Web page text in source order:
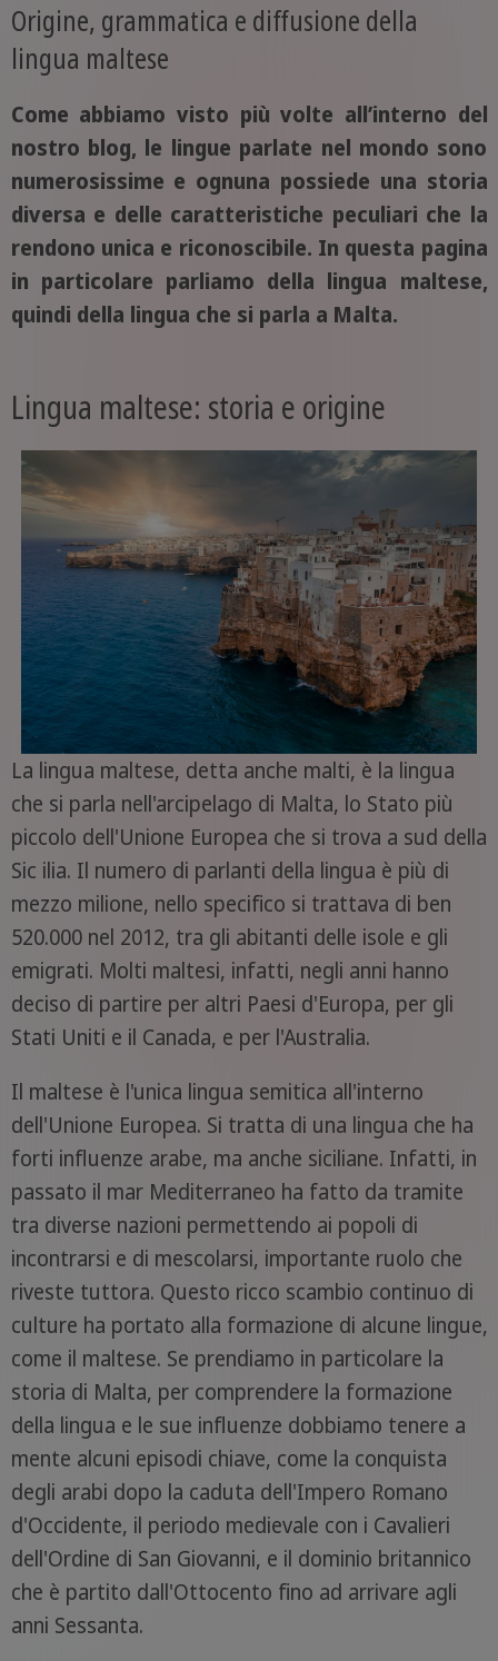
Origine, grammatica e diffusione della
lingua maltese
Come abbiamo visto più volte all’interno del
nostro blog, le lingue parlate nel mondo sono
numerosissime e ognuna possiede una storia
diversa e delle caratteristiche peculiari che la
rendono unica e riconoscibile. In questa pagina
in particolare parliamo della lingua maltese,
quindi della lingua che si parla a Malta.
Lingua maltese: storia e origine
La lingua maltese, detta anche malti, è la lingua
che si parla nell'arcipelago di Malta, lo Stato più
piccolo dell'Unione Europea che si trova a sud della
Sic ilia. Il numero di parlanti della lingua è più di
mezzo milione, nello specifico si trattava di ben
520.000 nel 2012, tra gli abitanti delle isole e gli
emigrati. Molti maltesi, infatti, negli anni hanno
deciso di partire per altri Paesi d'Europa, per gli
Stati Uniti e il Canada, e per l'Australia.
Il maltese è l'unica lingua semitica all'interno
dell'Unione Europea. Si tratta di una lingua che ha
forti influenze arabe, ma anche siciliane. Infatti, in
passato il mar Mediterraneo ha fatto da tramite
tra diverse nazioni permettendo ai popoli di
incontrarsi e di mescolarsi, importante ruolo che
riveste tuttora. Questo ricco scambio continuo di
culture ha portato alla formazione di alcune lingue,
come il maltese. Se prendiamo in particolare la
storia di Malta, per comprendere la formazione
della lingua e le sue influenze dobbiamo tenere a
mente alcuni episodi chiave, come la conquista
degli arabi dopo la caduta dell'Impero Romano
d'Occidente, il periodo medievale con i Cavalieri
dell'Ordine di San Giovanni, e il dominio britannico
che è partito dall'Ottocento fino ad arrivare agli
anni Sessanta.